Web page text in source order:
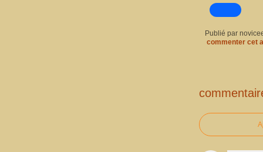
Publié par
commenter cet